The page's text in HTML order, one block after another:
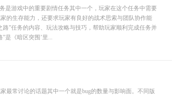
是游戏中的重要剧情任务其中一个，玩家在这个任务中需要
的生存能力，还要求玩家有良好的战术思索与团队协作能
路”任务的内容、玩法攻略与技巧，帮助玩家顺利完成任务并
是《暗区突围’里...
最常讨论的话题其中一个就是bug的数量与影响面。不同版